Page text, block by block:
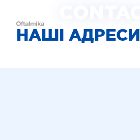
НАШІ АДРЕСИ